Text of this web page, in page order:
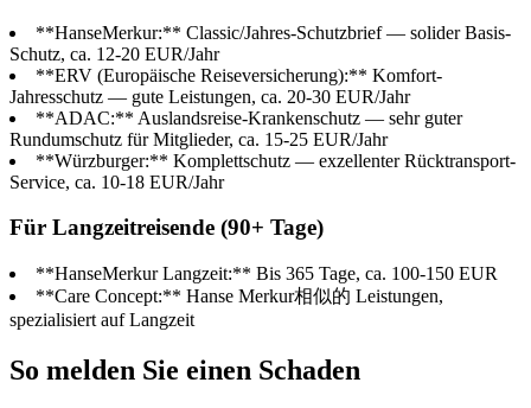
**HanseMerkur:** Classic/Jahres-Schutzbrief — solider Basis-
Schutz, ca. 12-20 EUR/Jahr
**ERV (Europäische Reiseversicherung):** Komfort-
Jahresschutz — gute Leistungen, ca. 20-30 EUR/Jahr
**ADAC:** Auslandsreise-Krankenschutz — sehr guter
Rundumschutz für Mitglieder, ca. 15-25 EUR/Jahr
**Würzburger:** Komplettschutz — exzellenter Rücktransport-
Service, ca. 10-18 EUR/Jahr
Für Langzeitreisende (90+ Tage)
**HanseMerkur Langzeit:** Bis 365 Tage, ca. 100-150 EUR
**Care Concept:** Hanse Merkur相似的 Leistungen,
spezialisiert auf Langzeit
So melden Sie einen Schaden